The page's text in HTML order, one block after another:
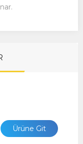
Ürüne Git